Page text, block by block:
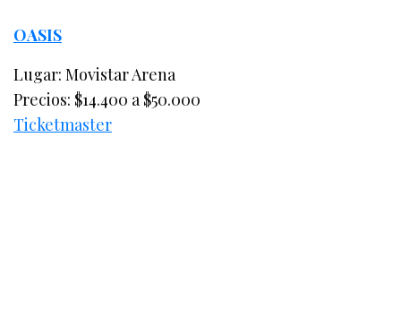
OASIS
Lugar: Movistar Arena
Precios: $14.400 a $50.000
Ticketmaster